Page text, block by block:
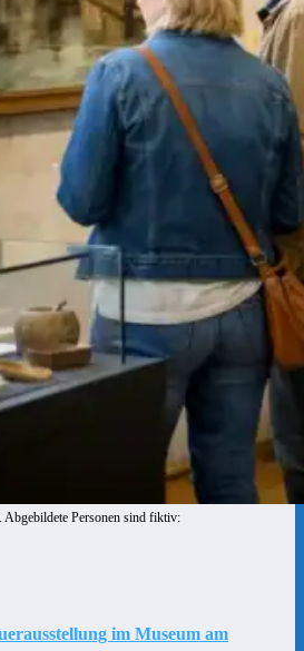
Personen sind fiktiv:
im Museum am